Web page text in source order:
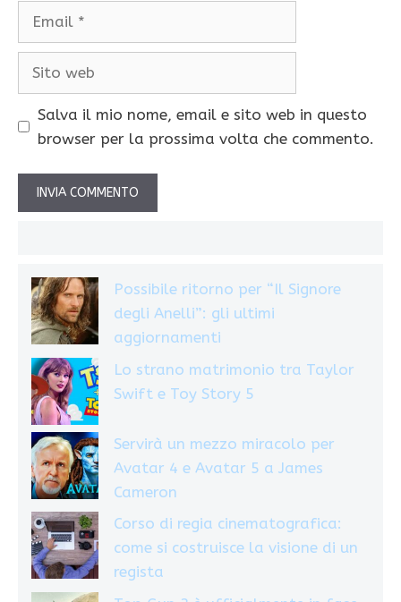
Salva il mio nome, email e sito web in questo
browser per la prossima volta che commento.
Possibile ritorno per “Il Signore
degli Anelli”: gli ultimi
aggiornamenti
Lo strano matrimonio tra Taylor
Swift e Toy Story 5
Servirà un mezzo miracolo per
Avatar 4 e Avatar 5 a James
Cameron
Corso di regia cinematografica:
come si costruisce la visione di un
regista